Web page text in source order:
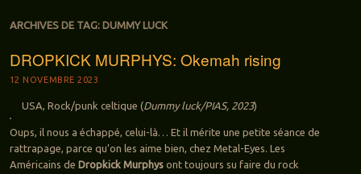
Aller au contenu principal
ARCHIVES DE TAG: DUMMY LUCK
DROPKICK MURPHYS: Okemah rising
12 NOVEMBRE 2023
USA, Rock/punk celtique (Dummy luck/PIAS, 2023)
Oups, il nous a échappé, celui-là… Et il mérite une petite séance de
rattrapage, parce qu’on les aime bien, chez Metal-Eyes. Les
Américains de Dropkick Murphysont toujours su faire du rock